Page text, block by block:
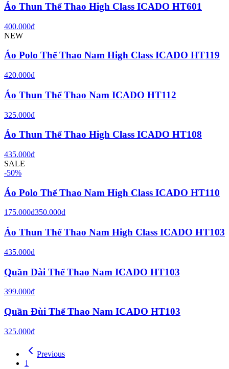
Áo Thun Thể Thao High Class ICADO HT601
400.000đ
NEW
Áo Polo Thể Thao Nam High Class ICADO HT119
420.000đ
Áo Thun Thể Thao Nam ICADO HT112
325.000đ
Áo Thun Thể Thao High Class ICADO HT108
435.000đ
SALE
-50%
Áo Polo Thể Thao Nam High Class ICADO HT110
175.000đ350.000đ
Áo Thun Thể Thao Nam High Class ICADO HT103
435.000đ
Quần Dài Thể Thao Nam ICADO HT103
399.000đ
Quần Đùi Thể Thao Nam ICADO HT103
325.000đ
Previous
1